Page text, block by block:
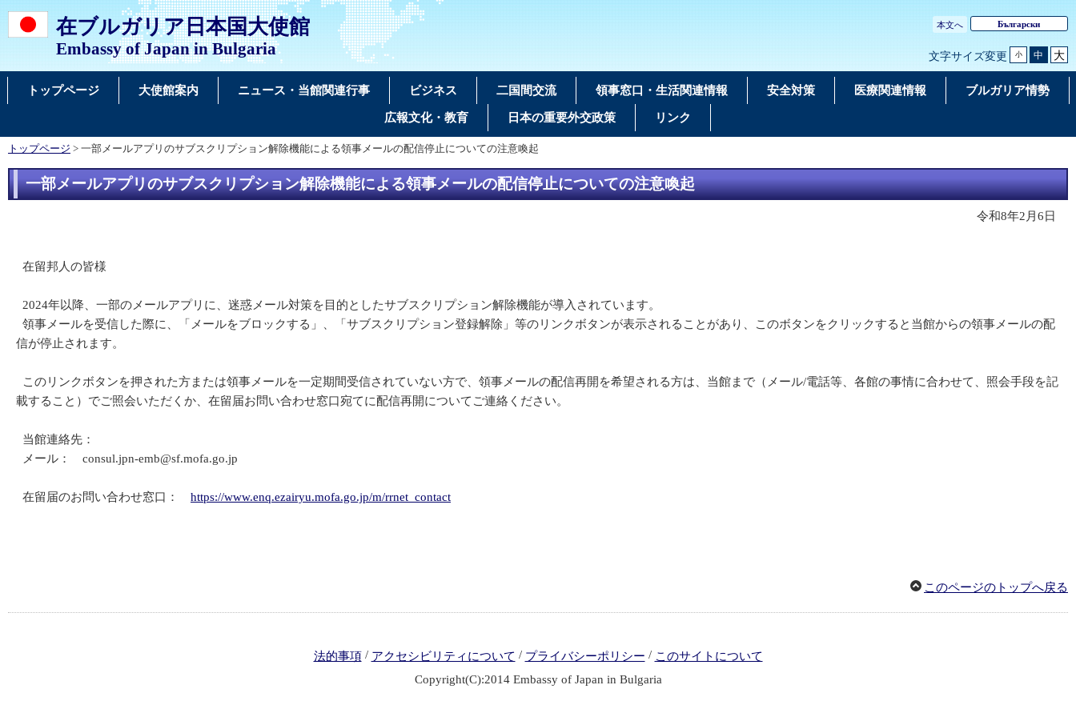
在ブルガリア日本国大使館
Embassy of Japan in Bulgaria
本文へ Български
文字サイズ変更 小 中 大
トップページ 大使館案内 ニュース・当館関連行事 ビジネス 二国間交流 領事窓口・生活関連情報 安全対策 医療関連情報 ブルガリア情勢
広報文化・教育 日本の重要外交政策 リンク
トップページ > 一部メールアプリのサブスクリプション解除機能による領事メールの配信停止についての注意喚起
一部メールアプリのサブスクリプション解除機能による領事メールの配信停止についての注意喚起
令和8年2月6日
在留邦人の皆様
2024年以降、一部のメールアプリに、迷惑メール対策を目的としたサブスクリプション解除機能が導入されています。
領事メールを受信した際に、「メールをブロックする」、「サブスクリプション登録解除」等のリンクボタンが表示されることがあり、このボタンをクリックすると当館からの領事メールの配
信が停止されます。
このリンクボタンを押された方または領事メールを一定期間受信されていない方で、領事メールの配信再開を希望される方は、当館まで（メール/電話等、各館の事情に合わせて、照会手段を記
載すること）でご照会いただくか、在留届お問い合わせ窓口宛てに配信再開についてご連絡ください。
当館連絡先：
メール： consul.jpn-emb@sf.mofa.go.jp
在留届のお問い合わせ窓口： https://www.enq.ezairyu.mofa.go.jp/m/rrnet_contact
このページのトップへ戻る
法的事項 / アクセシビリティについて / プライバシーポリシー / このサイトについて
Copyright(C):2014 Embassy of Japan in Bulgaria